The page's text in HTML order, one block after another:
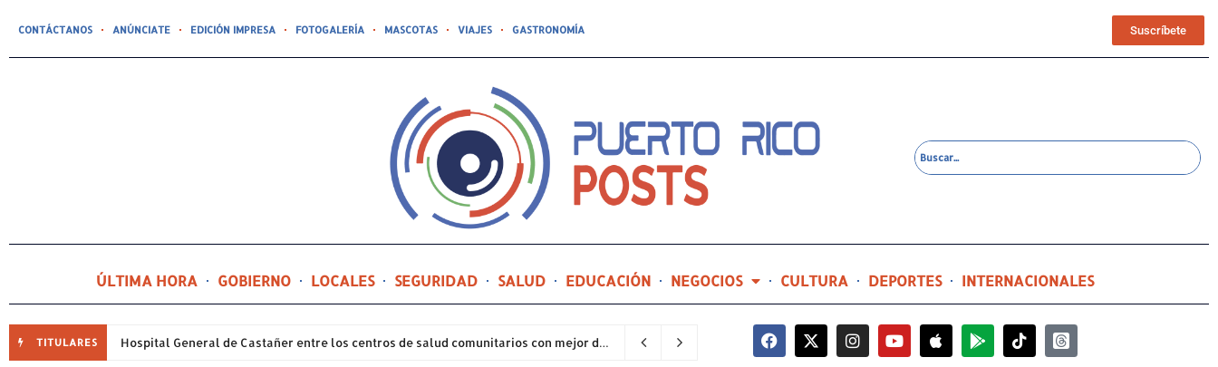
CONTÁCTANOS ANÚNCIATE EDICIÓN IMPRESA FOTOGALERÍA MASCOTAS VIAJES GASTRONOMÍA Suscríbete
ÚLTIMA HORA GOBIERNO LOCALES SEGURIDAD SALUD EDUCACIÓN NEGOCIOS CULTURA DEPORTES INTERNACIONALES
TITULARES Hospital General de Castañer entre los centros de salud comunitarios con mejor desempeño clínico de Estados Unidos 2 días ago